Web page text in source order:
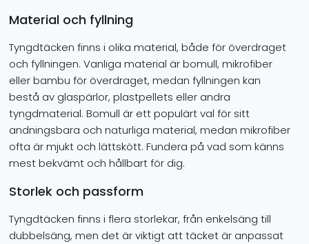
Material och fyllning
Tyngdtäcken finns i olika material, både för överdraget
och fyllningen. Vanliga material är bomull, mikrofiber
eller bambu för överdraget, medan fyllningen kan
bestå av glaspärlor, plastpellets eller andra
tyngdmaterial. Bomull är ett populärt val för sitt
andningsbara och naturliga material, medan mikrofiber
ofta är mjukt och lättskött. Fundera på vad som känns
mest bekvämt och hållbart för dig.
Storlek och passform
Tyngdtäcken finns i flera storlekar, från enkelsäng till
dubbelsäng, men det är viktigt att täcket är anpassat